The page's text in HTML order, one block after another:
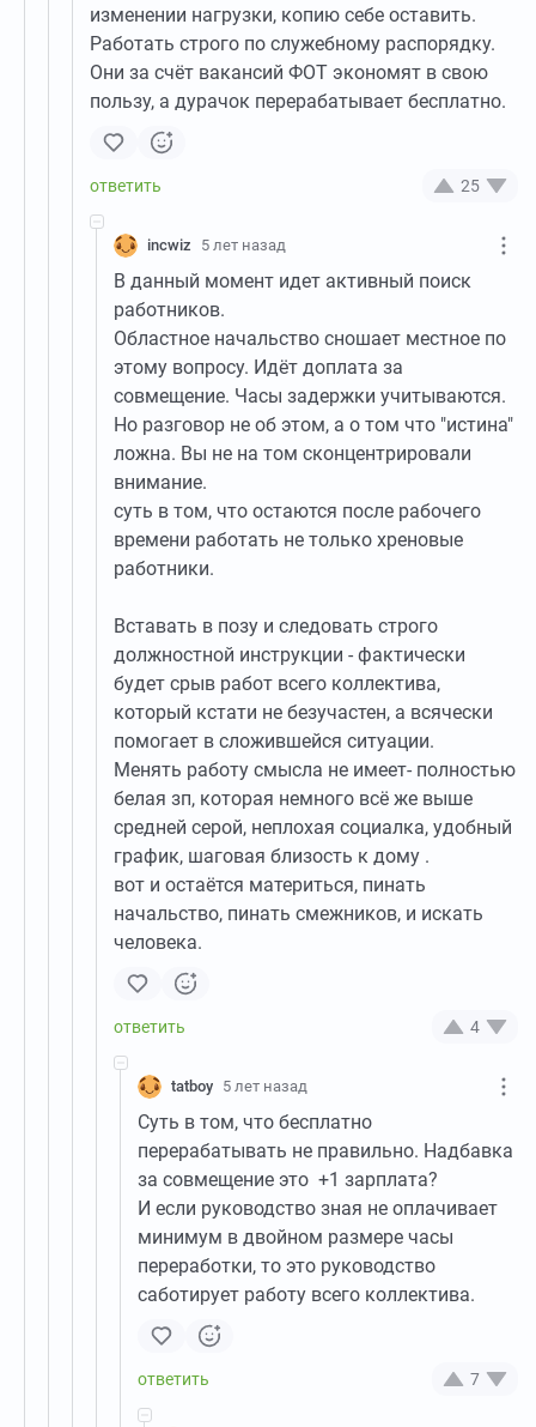
изменении нагрузки, копию себе оставить.
Работать строго по служебному распорядку.
Они за счёт вакансий ФОТ экономят в свою
пользу, а дурачок перерабатывает бесплатно.
25
incwiz 5 лет назад
В данный момент идет активный поиск
работников.
Областное начальство сношает местное по
этому вопросу. Идёт доплата за
совмещение. Часы задержки учитываются.
Но разговор не об этом, а о том что "истина"
ложна. Вы не на том сконцентрировали
внимание.
суть в том, что остаются после рабочего
времени работать не только хреновые
работники.
Вставать в позу и следовать строго
должностной инструкции - фактически
будет срыв работ всего коллектива,
который кстати не безучастен, а всячески
помогает в сложившейся ситуации.
Менять работу смысла не имеет- полностью
белая зп, которая немного всё же выше
средней серой, неплохая социалка, удобный
график, шаговая близость к дому .
вот и остаётся материться, пинать
начальство, пинать смежников, и искать
человека.
4
tatboy 5 лет назад
Суть в том, что бесплатно
перерабатывать не правильно. Надбавка
за совмещение это +1 зарплата?
И если руководство зная не оплачивает
минимум в двойном размере часы
переработки, то это руководство
саботирует работу всего коллектива.
7